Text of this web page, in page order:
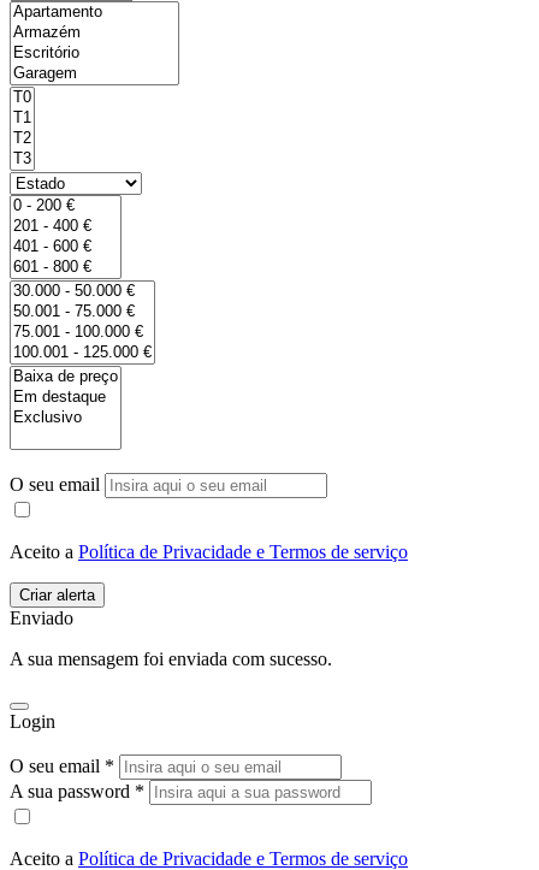
O seu email
Aceito a Política de Privacidade e Termos de serviço
Enviado
A sua mensagem foi enviada com sucesso.
Login
O seu email *
A sua password *
Aceito a Política de Privacidade e Termos de serviço